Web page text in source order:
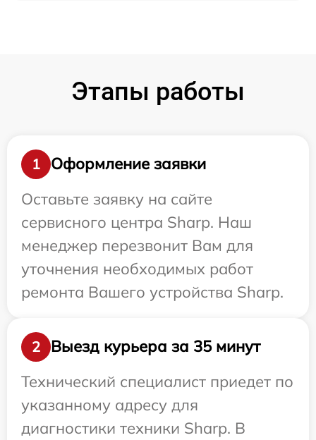
Этапы работы
1
Оформление заявки
Оставьте заявку на сайте
сервисного центра Sharp. Наш
менеджер перезвонит Вам для
уточнения необходимых работ
ремонта Вашего устройства Sharp.
2
Выезд курьера за 35 минут
Технический специалист приедет по
указанному адресу для
диагностики техники Sharp. В